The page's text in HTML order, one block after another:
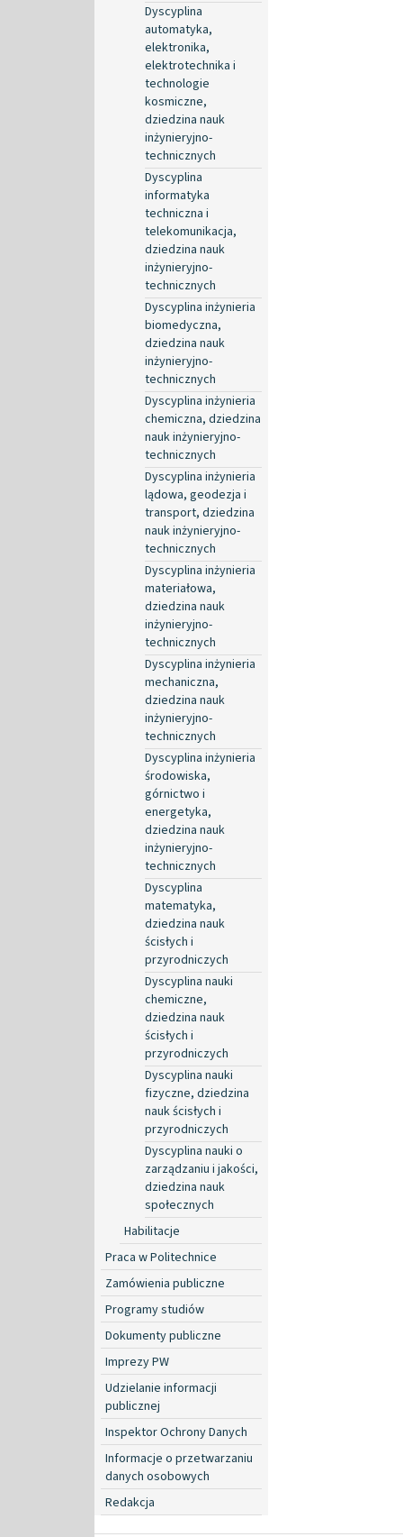
Dyscyplina
automatyka,
elektronika,
elektrotechnika i
technologie
kosmiczne,
dziedzina nauk
inżynieryjno-
technicznych
Dyscyplina
informatyka
techniczna i
telekomunikacja,
dziedzina nauk
inżynieryjno-
technicznych
Dyscyplina inżynieria
biomedyczna,
dziedzina nauk
inżynieryjno-
technicznych
Dyscyplina inżynieria
chemiczna, dziedzina
nauk inżynieryjno-
technicznych
Dyscyplina inżynieria
lądowa, geodezja i
transport, dziedzina
nauk inżynieryjno-
technicznych
Dyscyplina inżynieria
materiałowa,
dziedzina nauk
inżynieryjno-
technicznych
Dyscyplina inżynieria
mechaniczna,
dziedzina nauk
inżynieryjno-
technicznych
Dyscyplina inżynieria
środowiska,
górnictwo i
energetyka,
dziedzina nauk
inżynieryjno-
technicznych
Dyscyplina
matematyka,
dziedzina nauk
ścisłych i
przyrodniczych
Dyscyplina nauki
chemiczne,
dziedzina nauk
ścisłych i
przyrodniczych
Dyscyplina nauki
fizyczne, dziedzina
nauk ścisłych i
przyrodniczych
Dyscyplina nauki o
zarządzaniu i jakości,
dziedzina nauk
społecznych
Habilitacje
Praca w Politechnice
Zamówienia publiczne
Programy studiów
Dokumenty publiczne
Imprezy PW
Udzielanie informacji
publicznej
Inspektor Ochrony Danych
Informacje o przetwarzaniu
danych osobowych
Redakcja